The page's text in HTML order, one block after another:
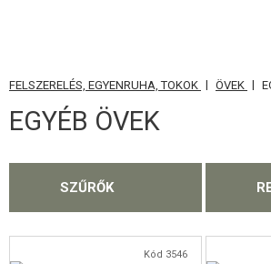
KATEGÓRIA
AIRSOFT FEGYVEREK
GRÁNÁTVETŐK, GRÁNÁTOK
FELSZERELÉS, EGYENRUHA, TOKOK | ÖVEK |
EGYÉB ÖVEK
SZŰRŐK
Kód 3546